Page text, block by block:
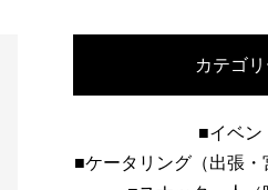
カテゴ
■イベン
■ケータリング（出張・